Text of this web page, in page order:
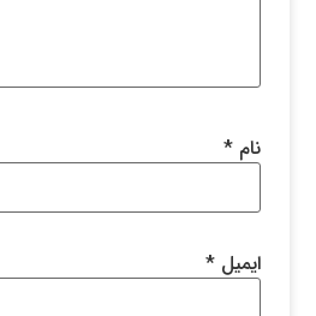
ایمیل*